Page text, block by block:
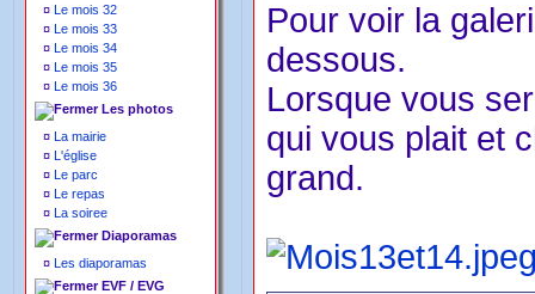
¤ Le mois 32
¤ Le mois 33
¤ Le mois 34
¤ Le mois 35
¤ Le mois 36
Les photos
¤ La mairie
¤ L'église
¤ Le parc
¤ Le repas
¤ La soiree
Diaporamas
¤ Les diaporamas
EVF / EVG
Pour voir la
dessous.
Lorsque vous
qui vous plait et
grand.